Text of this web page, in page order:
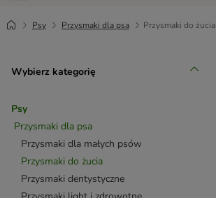
Psy Przysmaki dla psa Przysmaki do żucia
Wybierz kategorię
Psy
Przysmaki dla psa
Przysmaki dla małych psów
Przysmaki do żucia
Przysmaki dentystyczne